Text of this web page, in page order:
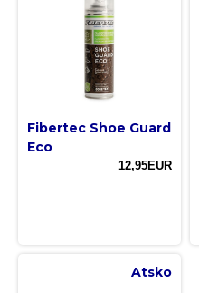
Fibertec Shoe Guard
Eco
12,95EUR
Atsko